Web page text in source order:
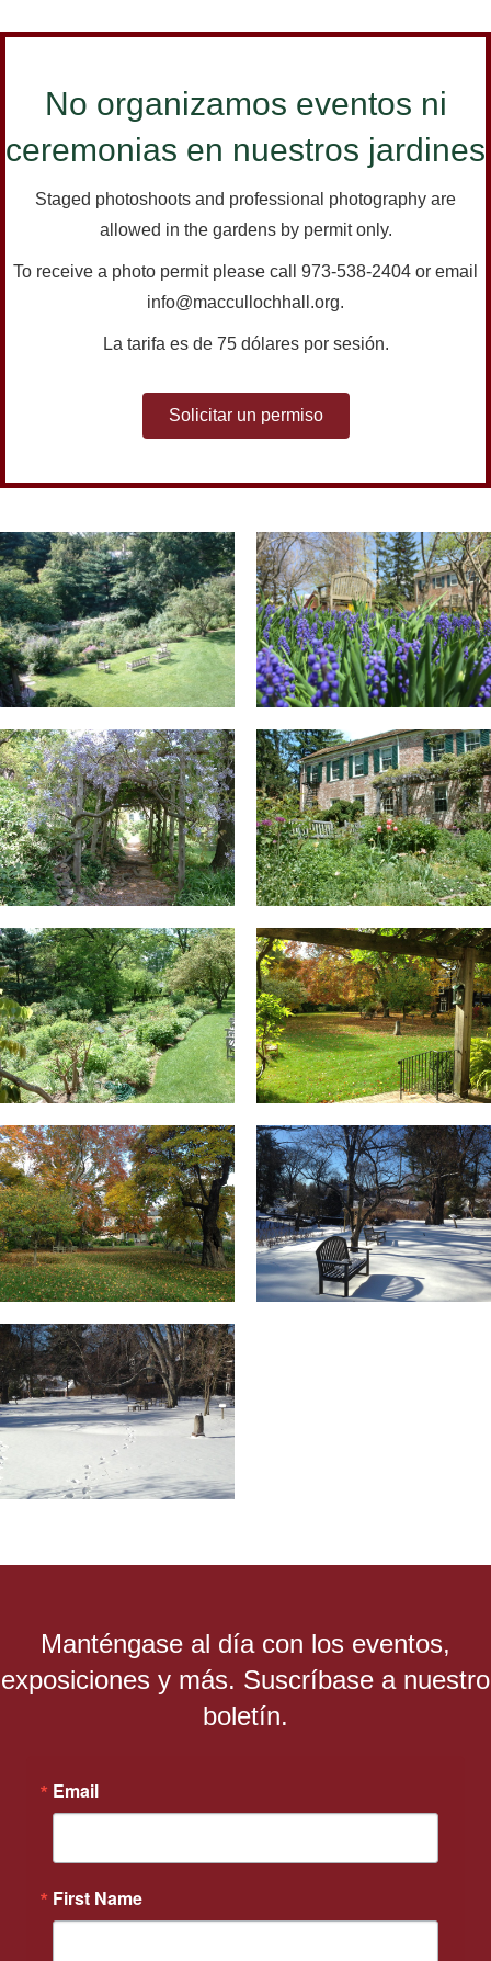
No organizamos eventos ni
ceremonias en nuestros jardines
Staged photoshoots and professional photography are
allowed in the gardens by permit only.
To receive a photo permit please call 973-538-2404 or email
info@maccullochhall.org.
La tarifa es de 75 dólares por sesión.
Solicitar un permiso
Manténgase al día con los eventos,
exposiciones y más. Suscríbase a nuestro
boletín.
Email
First Name